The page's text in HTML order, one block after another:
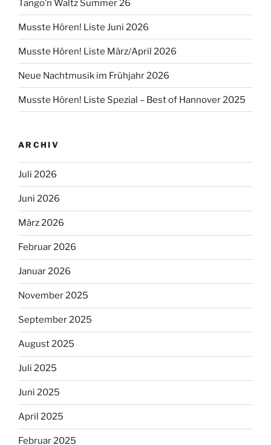
Tango’n Waltz Summer 26
Musste Hören! Liste Juni 2026
Musste Hören! Liste März/April 2026
Neue Nachtmusik im Frühjahr 2026
Musste Hören! Liste Spezial – Best of Hannover 2025
ARCHIV
Juli 2026
Juni 2026
März 2026
Februar 2026
Januar 2026
November 2025
September 2025
August 2025
Juli 2025
Juni 2025
April 2025
Februar 2025